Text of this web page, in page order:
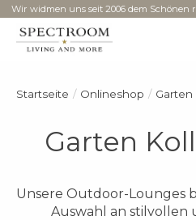
Wir widmen uns seit 2006 dem Schönen
Startseite / Onlineshop / Garten
Garten
Unsere Outdoor-Lounges
Auswahl an